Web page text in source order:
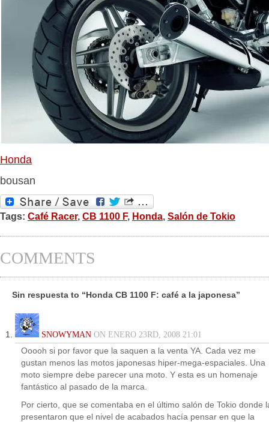
Honda
bousan
Tags: Café Racer, CB 1100 F, Honda, Salón de Tokio
COMMENTS
Sin respuesta to “Honda CB 1100 F: café a la japonesa”
SNOWYMAN ON ENERO 23RD, 2008 21:01
Ooooh si por favor que la saquen a la venta YA. Cada vez me
gustan menos las motos japonesas hiper-mega-espaciales. Una
moto siempre debe parecer una moto. Y esta es un homenaje
fantástico al pasado de la marca.
Por cierto, que se comentaba en el último salón de Tokio donde
presentaron que el nivel de acabados hacía pensar en que la